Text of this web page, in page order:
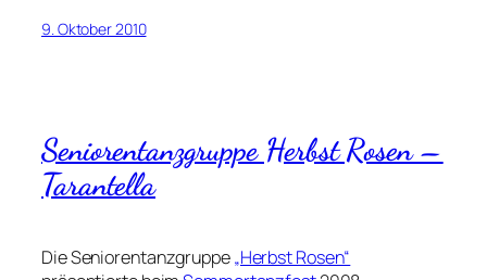
9. Oktober 2010
Seniorentanzgruppe Herbst Rosen –
Tarantella
Die Seniorentanzgruppe„Herbst Rosen“